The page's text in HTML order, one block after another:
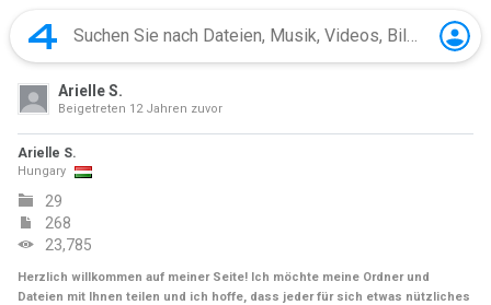
Arielle S.
Beigetreten 12 Jahren zuvor
Arielle S.
Hungary
29
268
23,785
Herzlich willkommen auf meiner Seite! Ich möchte meine Ordner und
Dateien mit Ihnen teilen und ich hoffe, dass jeder für sich etwas nützliches